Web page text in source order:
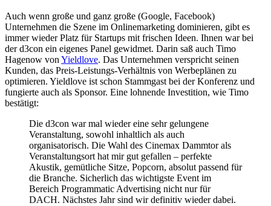
Auch wenn große und ganz große (Google, Facebook)
Unternehmen die Szene im Onlinemarketing dominieren, gibt es
immer wieder Platz für Startups mit frischen Ideen. Ihnen war bei
der d3con ein eigenes Panel gewidmet. Darin saß auch Timo
Hagenow von Yieldlove. Das Unternehmen verspricht seinen
Kunden, das Preis-Leistungs-Verhältnis von Werbeplänen zu
optimieren. Yieldlove ist schon Stammgast bei der Konferenz und
fungierte auch als Sponsor. Eine lohnende Investition, wie Timo
bestätigt:
Die d3con war mal wieder eine sehr gelungene
Veranstaltung, sowohl inhaltlich als auch
organisatorisch. Die Wahl des Cinemax Dammtor als
Veranstaltungsort hat mir gut gefallen – perfekte
Akustik, gemütliche Sitze, Popcorn, absolut passend für
die Branche. Sicherlich das wichtigste Event im
Bereich Programmatic Advertising nicht nur für
DACH. Nächstes Jahr sind wir definitiv wieder dabei.